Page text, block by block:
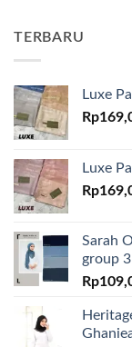
TERBARU
Luxe
Rp
Luxe
Rp
Sarah
group 3
Rp